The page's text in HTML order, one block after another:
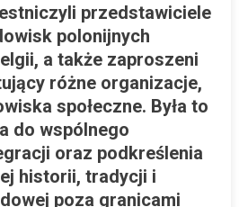
przedstawiciele
polonijnych
a także zaproszeni
różne organizacje,
społeczne. Była to
do wspólnego
oraz podkreślenia
historii, tradycji i
poza granicami